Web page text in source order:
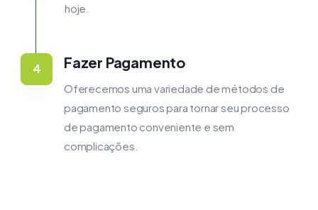
hoje.
Fazer Pagamento
Oferecemos uma variedade de métodos de
pagamento seguros para tornar seu processo
de pagamento conveniente e sem
complicações.